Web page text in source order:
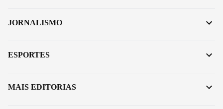
JORNALISMO
ESPORTES
MAIS EDITORIAS